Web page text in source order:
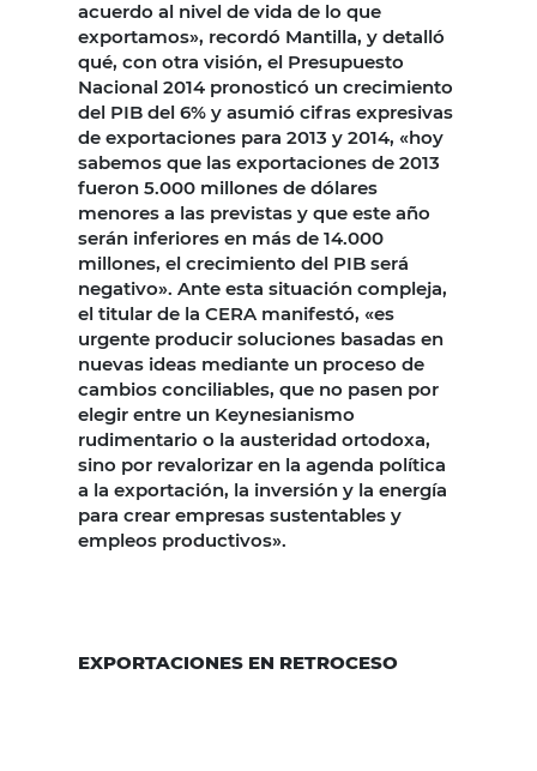
acuerdo al nivel de vida de lo que
exportamos», recordó Mantilla, y detalló
qué, con otra visión, el Presupuesto
Nacional 2014 pronosticó un crecimiento
del PIB del 6% y asumió cifras expresivas
de exportaciones para 2013 y 2014, «hoy
sabemos que las exportaciones de 2013
fueron 5.000 millones de dólares
menores a las previstas y que este año
serán inferiores en más de 14.000
millones, el crecimiento del PIB será
negativo». Ante esta situación compleja,
el titular de la CERA manifestó, «es
urgente producir soluciones basadas en
nuevas ideas mediante un proceso de
cambios conciliables, que no pasen por
elegir entre un Keynesianismo
rudimentario o la austeridad ortodoxa,
sino por revalorizar en la agenda política
a la exportación, la inversión y la energía
para crear empresas sustentables y
empleos productivos».
EXPORTACIONES EN RETROCESO